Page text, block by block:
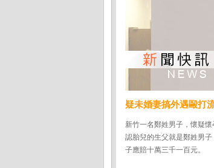
疑未婚妻搞外遇毆打
新竹一名鄭姓男子，懷疑
認胎兒的生父就是鄭姓男
子應賠十萬三千一百元。